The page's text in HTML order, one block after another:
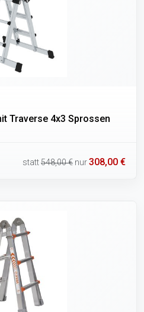
Traverse 4x3 Sprossen
statt548,00 € nur308,00 €